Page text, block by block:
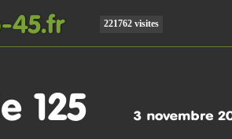
221762 visites